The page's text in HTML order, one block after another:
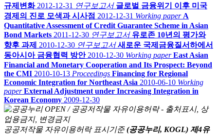
규제변화 2012-12-31 연구보고서 글로벌 금융위기 이후 미국
경제의 진로 모색과 시사점 2012-12-31 Working paper A
Quantitative Assessment of Credit Guarantee Scheme in Asian
Bond Markets 2011-12-30 연구보고서 유로존 10년의 평가와
향후 과제
2010-12-30 연구보고서 새로운 국제금융질서하에서
동아시아 금융협력 방안 2010-12-30 Working paper East Asian
Financial and Monetary Cooperation and Its Prospect: Beyond
the CMI 2010-10-13 Proceedings Financing for Regional
Economic Integration for Northeast Asia 2010-06-10 Working
paper External Adjustment under Increasing Integration in
Korean Economy 2009-12-30
공공저작물 자유이용허락 표시기준 (공공누리, KOGL) 제4유